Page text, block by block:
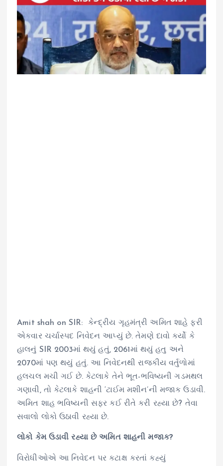
Amit shah on SIR: કેન્દ્રીય ગૃહમંત્રી અમિત શાહે ફરી
એકવાર ચર્ચાસ્પદ નિવેદન આપ્યું છે. તેમણે દાવો કર્યો કે
હાલનું SIR 2003માં થયું હતું, 2061માં થયું હતુ અને
2070માં પણ થયું હતું. આ નિવેદનથી રાજકીય વર્તુળોમાં
હલચલ મચી ગઈ છે. કેટલાકે તેને ભૂત-ભવિષ્યની ગડમથલ
ગણાવી, તો કેટલાકે શાહની ‘ટાઈમ મશીન’ની મજાક ઉડાવી.
અમિત શાહ ભવિષ્યની સફર કઈ રીતે કરી રહ્યા છે? તેવા
સવાલો લોકો ઉઠાવી રહ્યા છે.
લોકો કેમ ઉડાવી રહ્યા છે અમિત શાહની મજાક?
વિરોધીઓએ આ નિવેદન પર કટાક્ષ કરતાં કહ્યું